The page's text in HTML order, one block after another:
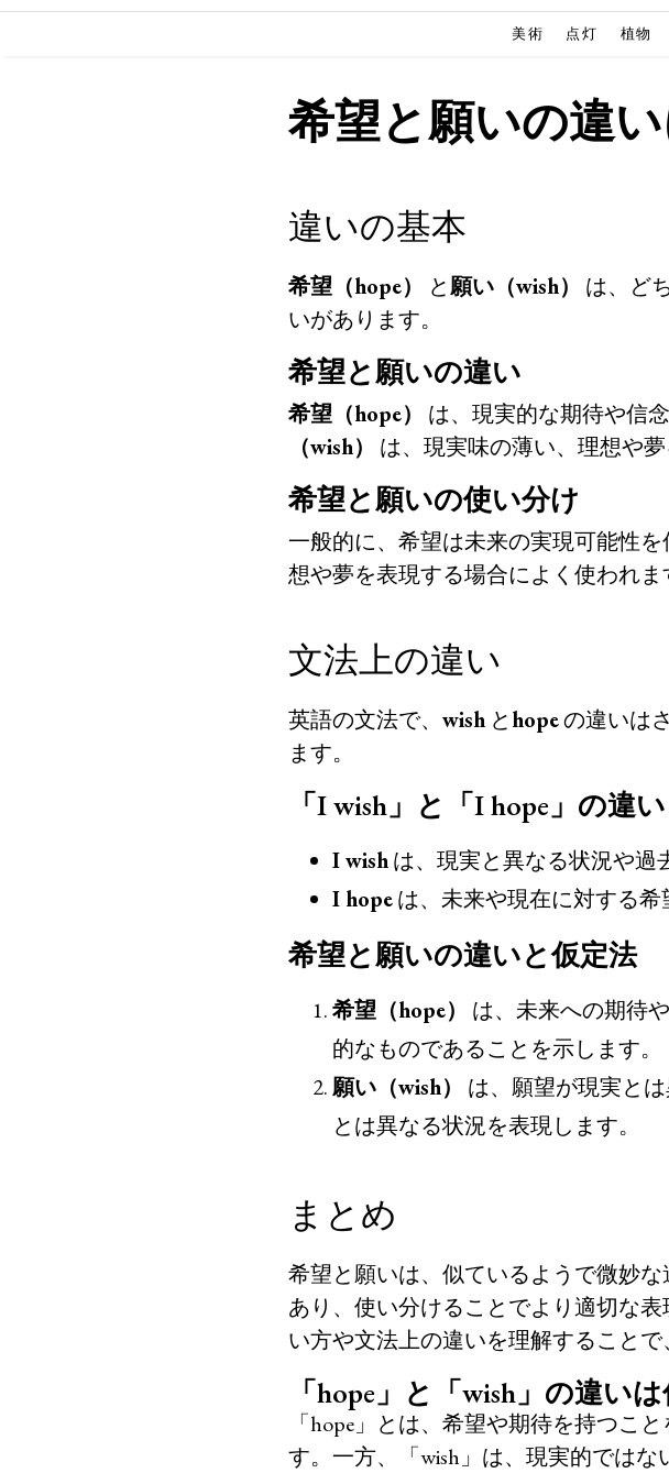
美術 点灯 植物
希望と願いの違
違いの基本
希望（hope） と願い（wish）
は、ど
いがあります。
希望と願いの違い
希望（hope） は、現実的な期待や信
（wish）
は、現実味の薄い、理想や夢
希望と願いの使い分け
一般的に、希望は未来の実現可能性
想や夢を表現する場合によく使われま
文法上の違い
英語の文法で、 wish とhopeの違いは
ます。
「I wish」と「I hope」の違い
I wishは、現実と異なる状況や過
I hopeは、未来や現在に対する希
希望と願いの違いと仮定法
希望（hope）
は、未来への期待
的なものであることを示します。
願い（wish）
は、願望が現実と
とは異なる状況を表現します。
まとめ
希望と願いは、似ているようで微妙
あり、使い分けることでより適切な
い方や文法上の違いを理解すること
「hope」と「wish」の違い
「hope」とは、希望や期待を持つこ
す。一方、「wish」は、現実的では